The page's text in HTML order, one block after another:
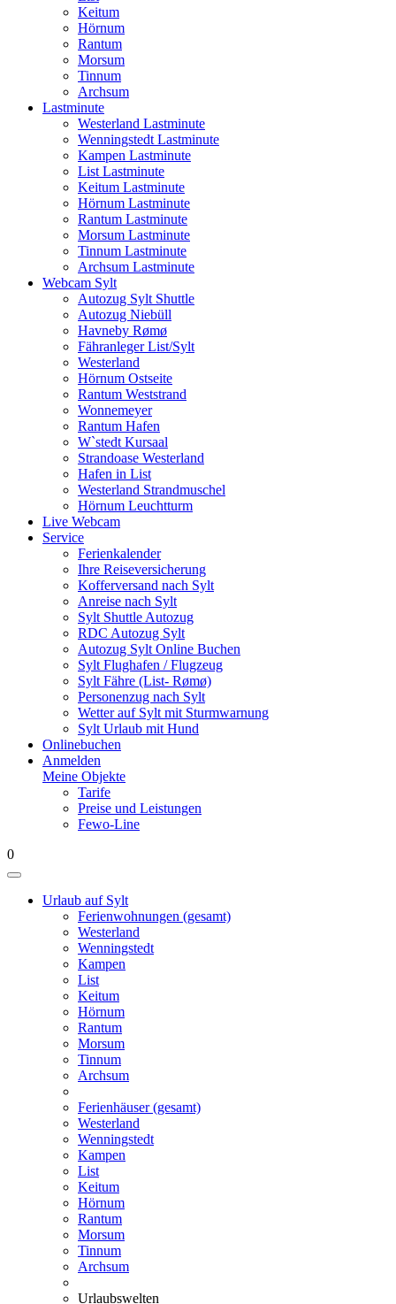
Keitum
Hörnum
Rantum
Morsum
Tinnum
Archsum
Lastminute
Westerland Lastminute
Wenningstedt Lastminute
Kampen Lastminute
List Lastminute
Keitum Lastminute
Hörnum Lastminute
Rantum Lastminute
Morsum Lastminute
Tinnum Lastminute
Archsum Lastminute
Webcam Sylt
Autozug Sylt Shuttle
Autozug Niebüll
Havneby Rømø
Fähranleger List/Sylt
Westerland
Hörnum Ostseite
Rantum Weststrand
Wonnemeyer
Rantum Hafen
W`stedt Kursaal
Strandoase Westerland
Hafen in List
Westerland Strandmuschel
Hörnum Leuchtturm
Live Webcam
Service
Ferienkalender
Ihre Reiseversicherung
Kofferversand nach Sylt
Anreise nach Sylt
Sylt Shuttle Autozug
RDC Autozug Sylt
Autozug Sylt Online Buchen
Sylt Flughafen / Flugzeug
Sylt Fähre (List- Rømø)
Personenzug nach Sylt
Wetter auf Sylt mit Sturmwarnung
Sylt Urlaub mit Hund
Onlinebuchen
Anmelden
Meine Objekte
Tarife
Preise und Leistungen
Fewo-Line
0
Urlaub auf Sylt
Ferienwohnungen (gesamt)
Westerland
Wenningstedt
Kampen
List
Keitum
Hörnum
Rantum
Morsum
Tinnum
Archsum
Ferienhäuser (gesamt)
Westerland
Wenningstedt
Kampen
List
Keitum
Hörnum
Rantum
Morsum
Tinnum
Archsum
Urlaubswelten